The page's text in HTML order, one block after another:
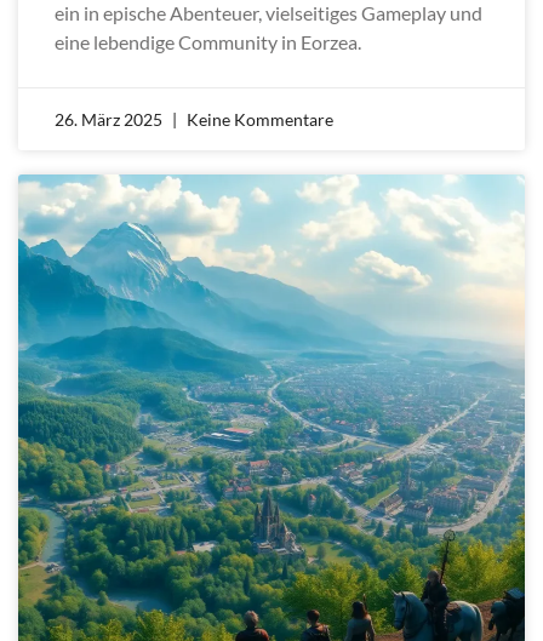
ein in epische Abenteuer, vielseitiges Gameplay und
eine lebendige Community in Eorzea.
26. März 2025 Keine Kommentare